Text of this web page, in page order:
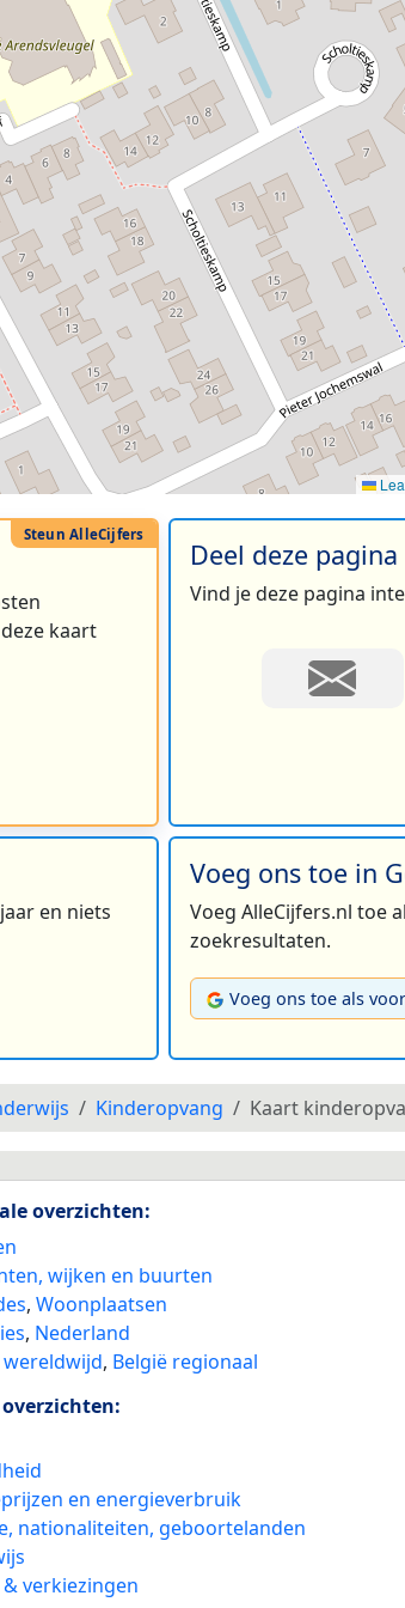
kaart
Deel deze pagina
Vind je deze pagina
en niets
Voeg ons toe in
Voeg AlleCijfers.nl toe
zoekresultaten.
Voeg ons toe als
Kinderopvang Kaart
overzichten:
wijken en buurten
,Woonplaatsen
, Nederland
wereldwijd, België regionaal
en energieverbruik
nationaliteiten, geboortelanden
verkiezingen